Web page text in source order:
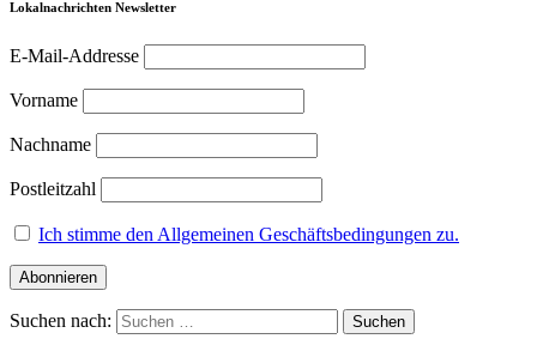
Lokalnachrichten Newsletter
E-Mail-Addresse
Vorname
Nachname
Postleitzahl
Ich stimme den Allgemeinen Geschäftsbedingungen zu.
Suchen nach: